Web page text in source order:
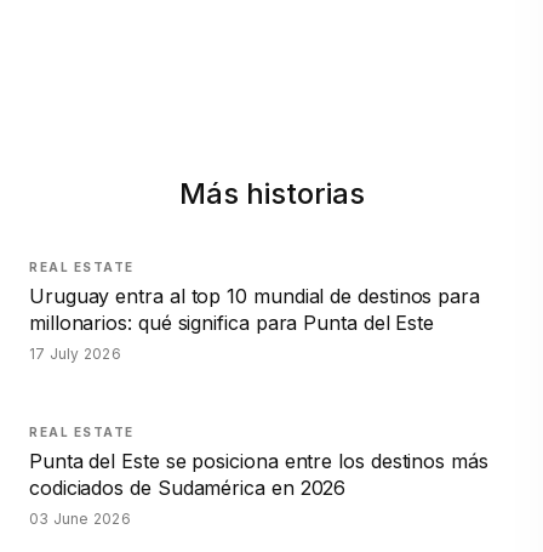
Más historias
REAL ESTATE
Uruguay entra al top 10 mundial de destinos para
millonarios: qué significa para Punta del Este
17 July 2026
REAL ESTATE
Punta del Este se posiciona entre los destinos más
codiciados de Sudamérica en 2026
03 June 2026